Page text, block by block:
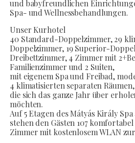
und babyfreundlichen
Spa- und Wellnessbehandlungen.
Unser Kurhotel
40 Standard-Doppelzimmer, 29
Doppelzimmer, 19 Superior-
Dreibettzimmer, 4 Zimmer mit
Familienzimmer und 2 Suiten,
mit eigenem Spa und Freibad,
4 klimatisierten separaten
die sich das ganze Jahr über
möchten.
Auf 5 Etagen des Mátyás Király
stehen den Gästen 107
Zimmer mit kostenlosem WLAN